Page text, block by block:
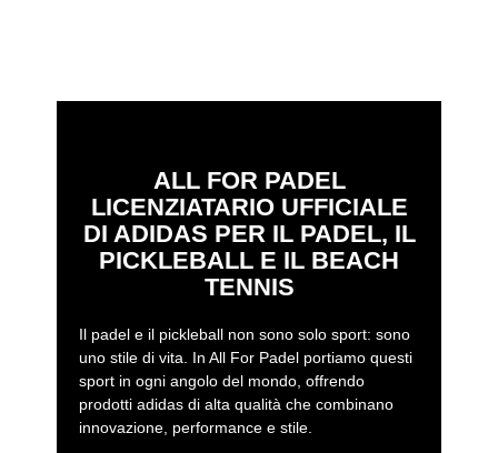
ALL FOR PADEL
LICENZIATARIO UFFICIALE
DI ADIDAS PER IL PADEL, IL
PICKLEBALL E IL BEACH
TENNIS
Il padel e il pickleball non sono solo sport: sono
uno stile di vita. In All For Padel portiamo questi
sport in ogni angolo del mondo, offrendo
prodotti adidas di alta qualità che combinano
innovazione, performance e stile.